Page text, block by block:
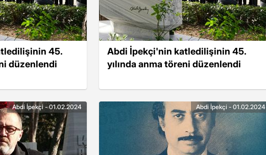
45.
düzenlendi
Abdi İpekçi'nin katledilişinin 45.
yılında anma töreni düzenlendi
Abdi İpekçi - 01.02.2024 Abdi İpekçi - 01.02.2024